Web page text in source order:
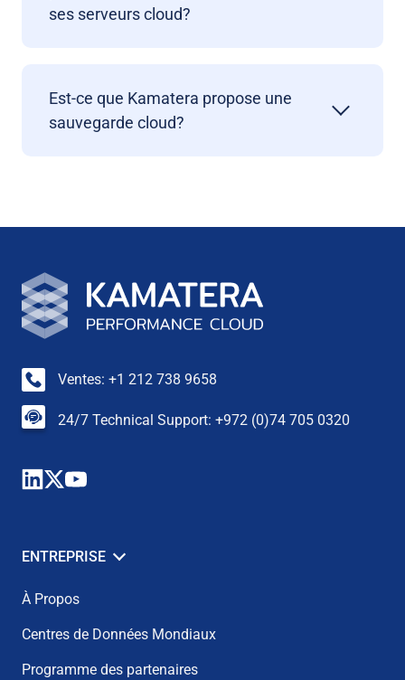
ses serveurs cloud?
Est-ce que Kamatera propose une
sauvegarde cloud?
Ventes: +1 212 738 9658
24/7 Technical Support: +972 (0)74 705 0320
ENTREPRISE
À Propos
Centres de Données Mondiaux
Programme des partenaires